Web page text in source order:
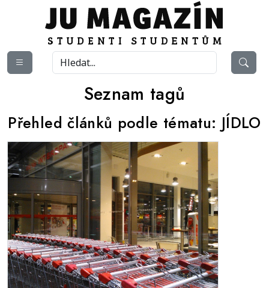
Seznam tagů
Přehled článků podle tématu: JÍDLO